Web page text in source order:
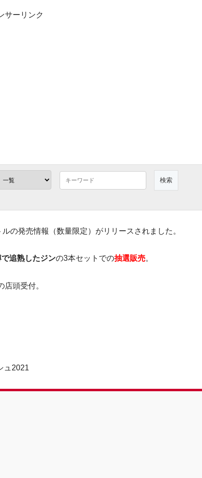
サーリンク
の発売情報（数量限定）がリリースされました。
追熟したジンの3本セットでの抽選販売。
頭受付。
ュ2021